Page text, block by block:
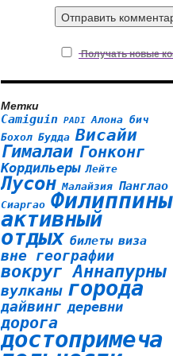
Получать новые
Метки
Camiguin PADI Алона бич
Бохол Будда Висайи
Гималаи Гонконг
Кордильеры Лейте
Лусон Малайзия Панглао
Сиаргао Филиппины
активный
отдых билеты виза
вне географии
вокруг Аннапурны
вулканы города
дайвинг деревни
дорога
достопримеча